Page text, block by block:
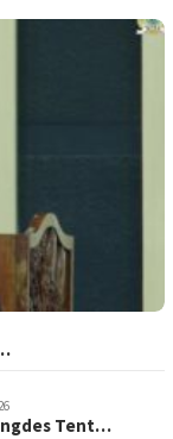
Tent…